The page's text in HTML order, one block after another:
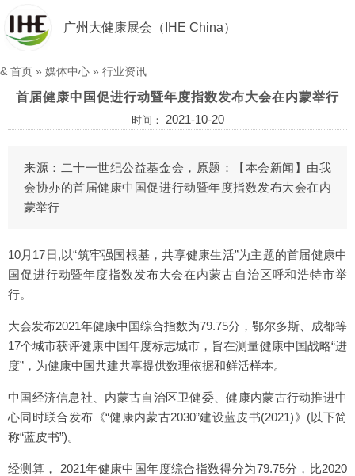
广州大健康展会（IHE China）
& 首页 » 媒体中心 » 行业资讯
首届健康中国促进行动暨年度指数发布大会在内蒙举行
时间： 2021-10-20
来源：二十一世纪公益基金会，原题：【本会新闻】由我
会协办的首届健康中国促进行动暨年度指数发布大会在内
蒙举行
10月17日,以“筑牢强国根基，共享健康生活”为主题的首届健康中
国促进行动暨年度指数发布大会在内蒙古自治区呼和浩特市举
行。
大会发布2021年健康中国综合指数为79.75分，鄂尔多斯、成都等
17个城市获评健康中国年度标志城市，旨在测量健康中国战略“进
度”，为健康中国共建共享提供数理依据和鲜活样本。
中国经济信息社、内蒙古自治区卫健委、健康内蒙古行动推进中
心同时联合发布《“健康内蒙古2030”建设蓝皮书(2021)》(以下简
称“蓝皮书”)。
经测算， 2021年健康中国年度综合指数得分为79.75分，比2020